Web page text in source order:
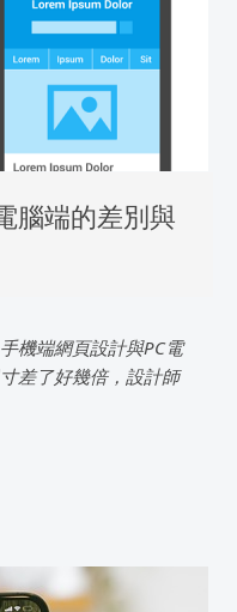
腦端的差別與
機端網頁設計與PC電
差了好幾倍，設計師